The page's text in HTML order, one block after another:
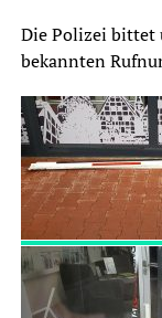
Die Polizei bittet
bekannten